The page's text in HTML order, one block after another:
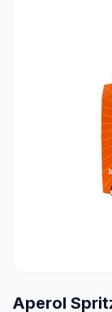
Aperol